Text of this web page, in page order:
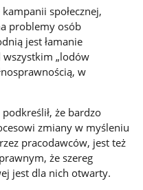
społecznej,
problemy osób
jest łamanie
„lodów
w
że bardzo
zmiany w myśleniu
pracodawców, jest też
że szereg
jest dla nich otwarty.